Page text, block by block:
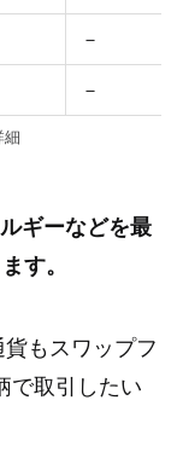
－
－
細
ギーなどを最
す。
もスワップフ
で取引したい